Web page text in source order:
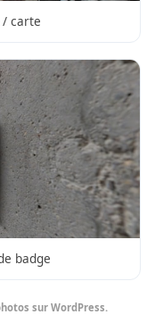
carte
badge
sur WordPress.